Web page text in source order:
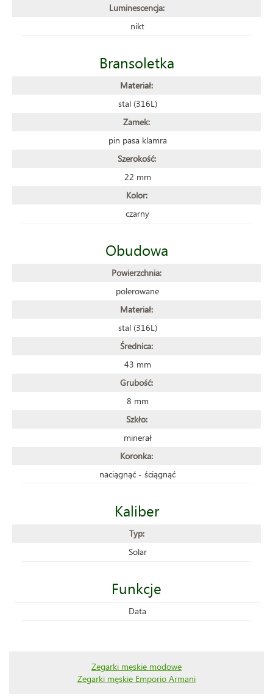
Luminescencja:
nikt
Bransoletka
Materiał:
stal (316L)
Zamek:
pin pasa klamra
Szerokość:
22 mm
Kolor:
czarny
Obudowa
Powierzchnia:
polerowane
Materiał:
stal (316L)
Średnica:
43 mm
Grubość:
8 mm
Szkło:
minerał
Koronka:
naciągnąć - ściągnąć
Kaliber
Typ:
Solar
Funkcje
Data
Zegarki męskie modowe
Zegarki męskie Emporio Armani